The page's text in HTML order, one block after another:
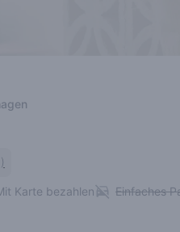
Karte bezahlen Einfaches